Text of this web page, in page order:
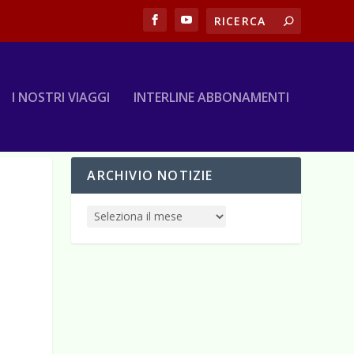
I NOSTRI VIAGGI INTERLINE ABBONAMENTI
ARCHIVIO NOTIZIE